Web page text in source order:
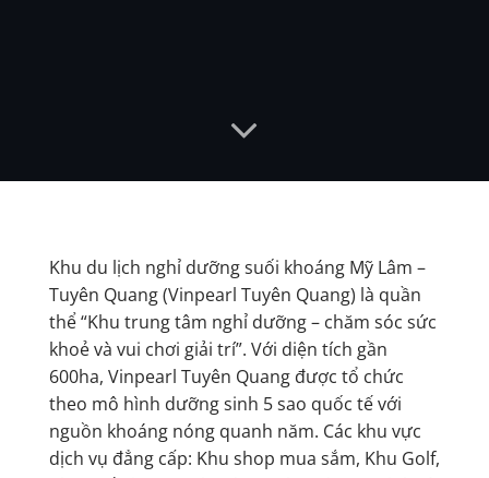
Khu du lịch nghỉ dưỡng suối khoáng Mỹ Lâm –
Tuyên Quang (Vinpearl Tuyên Quang) là quần
thể “Khu trung tâm nghỉ dưỡng – chăm sóc sức
khoẻ và vui chơi giải trí”. Với diện tích gần
600ha, Vinpearl Tuyên Quang được tổ chức
theo mô hình dưỡng sinh 5 sao quốc tế với
nguồn khoáng nóng quanh năm. Các khu vực
dịch vụ đẳng cấp: Khu shop mua sắm, Khu Golf,